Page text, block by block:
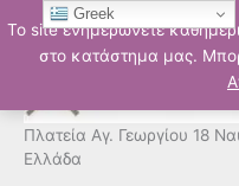
Το site ενημερώνετε
στο κατάστημα μας.
Μετάβαση
στο
περιεχόμενο
Πλατεία Αγ. Γεωργίου 18
Ελλάδα
Greek